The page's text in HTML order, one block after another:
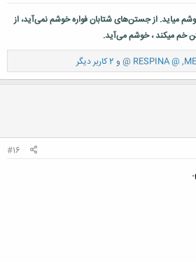
میاید. از جستن‌های شتابان فواره خوشم نمی‌آید، از
خم میکند ، خوشم می‌آید.
,
@ RESPINA @ و 2 کاربر دیگر
#16